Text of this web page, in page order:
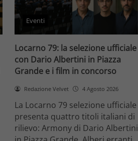
Eventi
Locarno 79: la selezione ufficiale
con Dario Albertini in Piazza
Grande e i film in concorso
Redazione Velvet 4 Agosto 2026
La Locarno 79 selezione ufficiale
presenta quattro titoli italiani di
rilievo: Armony di Dario Albertini